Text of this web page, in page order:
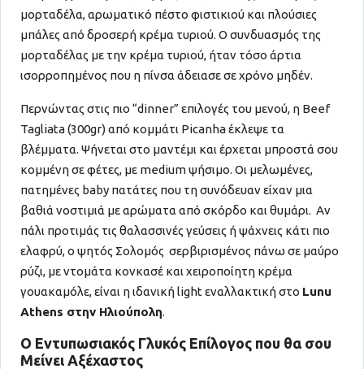
μορταδέλα, αρωματικό πέστο φιστικιού και πλούσιες
μπάλες από δροσερή κρέμα τυριού. Ο συνδυασμός της
μορταδέλας με την κρέμα τυριού, ήταν τόσο άρτια
ισορροπημένος που η πίνσα άδειασε σε χρόνο μηδέν.
Περνώντας στις πιο “dinner” επιλογές του μενού, η Beef
Tagliata (300gr) από κομμάτι Picanha έκλεψε τα
βλέμματα. Ψήνεται στο μαντέμι και έρχεται μπροστά σου
κομμένη σε φέτες, με medium ψήσιμο. Οι μελωμένες,
πατημένες baby πατάτες που τη συνόδευαν είχαν μια
βαθιά νοστιμιά με αρώματα από σκόρδο και θυμάρι. Αν
πάλι προτιμάς τις θαλασσινές γεύσεις ή ψάχνεις κάτι πιο
ελαφρύ, ο ψητός Σολομός σερβιρισμένος πάνω σε μαύρο
ρύζι, με ντομάτα κονκασέ και χειροποίητη κρέμα
γουακαμόλε, είναι η ιδανική light εναλλακτική στο Lunu
Athens στην Ηλιούπολη.
Ο Εντυπωσιακός Γλυκός Επίλογος που θα σου
Μείνει Αξέχαστος